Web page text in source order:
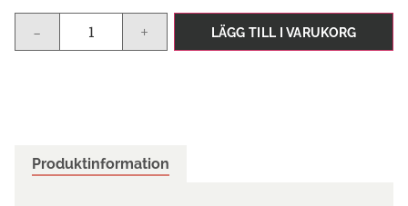
- + LÄGG TILL I VARUKORG
Produktinformation